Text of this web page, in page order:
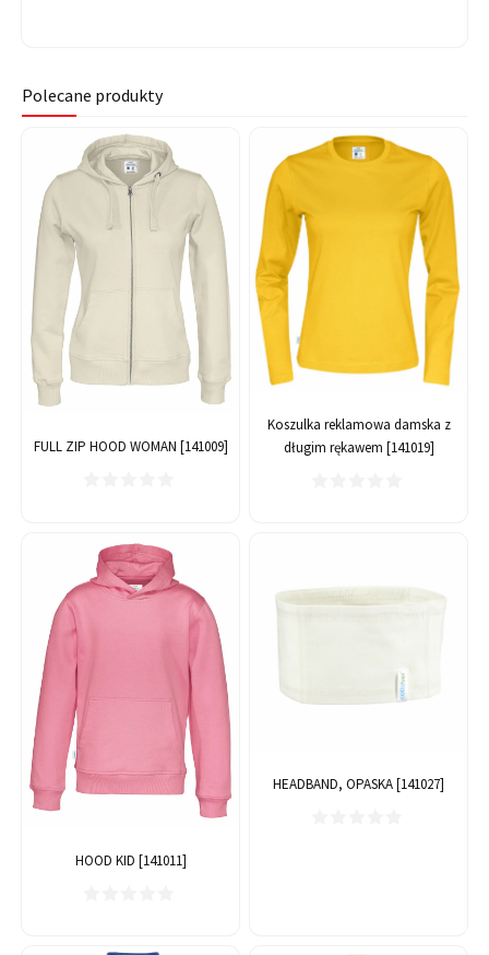
Polecane produkty
FULL ZIP HOOD WOMAN [141009]
Koszulka reklamowa damska z
długim rękawem [141019]
HOOD KID [141011]
HEADBAND, OPASKA [141027]